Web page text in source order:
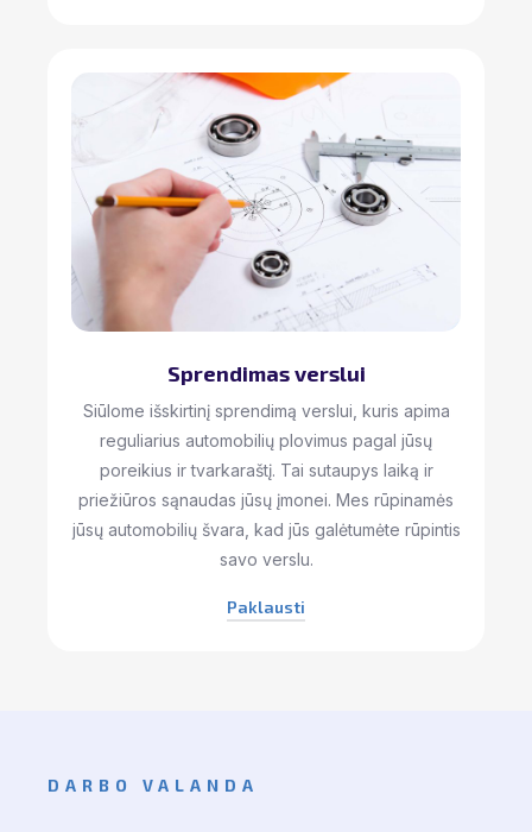
Sprendimas verslui
Siūlome išskirtinį sprendimą verslui, kuris apima
reguliarius automobilių plovimus pagal jūsų
poreikius ir tvarkaraštį. Tai sutaupys laiką ir
priežiūros sąnaudas jūsų įmonei. Mes rūpinamės
jūsų automobilių švara, kad jūs galėtumėte rūpintis
savo verslu.
Paklausti
DARBO VALANDA